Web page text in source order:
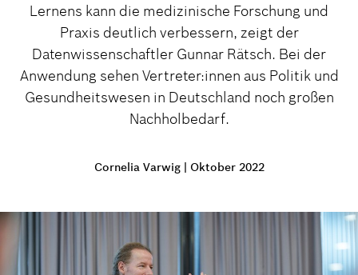
Lernens kann die medizinische Forschung und
Praxis deutlich verbessern, zeigt der
Datenwissenschaftler Gunnar Rätsch. Bei der
Anwendung sehen Vertreter:innen aus Politik und
Gesundheitswesen in Deutschland noch großen
Nachholbedarf.
Cornelia Varwig | Oktober 2022